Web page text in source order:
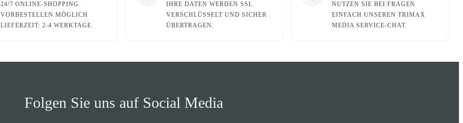
24/7 ONLINE-SHOPPING
VORBESTELLEN MÖGLICH
LIEFERZEIT: 2-4 WERKTAGE
IHRE DATEN WERDEN SSL
VERSCHLÜSSELT UND SICHER
ÜBERTRAGEN.
NUTZEN SIE BEI FRAGEN
EINFACH UNSEREN TRIMAX
MEDIA SERVICE-CHAT.
Folgen Sie uns auf Social Media